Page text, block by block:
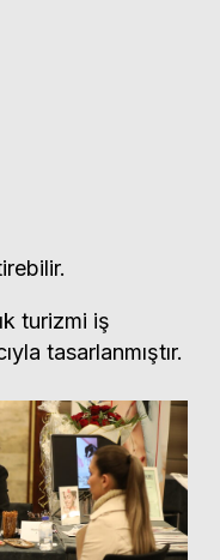
turizmi iş
tasarlanmıştır.